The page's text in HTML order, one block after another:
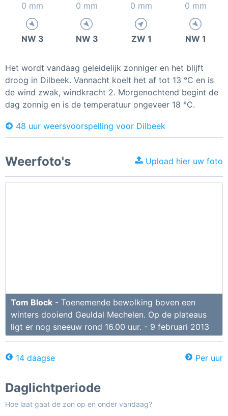
0 mm 0 mm 0 mm 0 mm
NW 3 NW 3 ZW 1 NW 1
Het wordt vandaag geleidelijk zonniger en het blijft
droog in Dilbeek. Vannacht koelt het af tot 13 °C en is
de wind zwak, windkracht 2. Morgenochtend begint de
dag zonnig en is de temperatuur ongeveer 18 °C.
48 uur weersvoorspelling voor Dilbeek
Weerfoto's Upload hier uw foto
Tom Block - Toenemende bewolking boven een
winters dooiend Geuldal Mechelen. Op de plateaus
ligt er nog sneeuw rond 16.00 uur. - 9 februari 2013
14 daagse Per uur
Daglichtperiode
Hoe laat gaat de zon op en onder vandaag?